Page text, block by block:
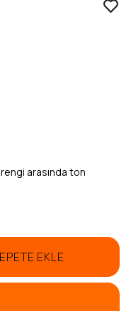
arasında ton
EKLE